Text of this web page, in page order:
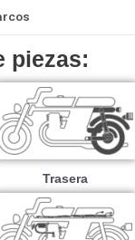
piezas:
Trasera